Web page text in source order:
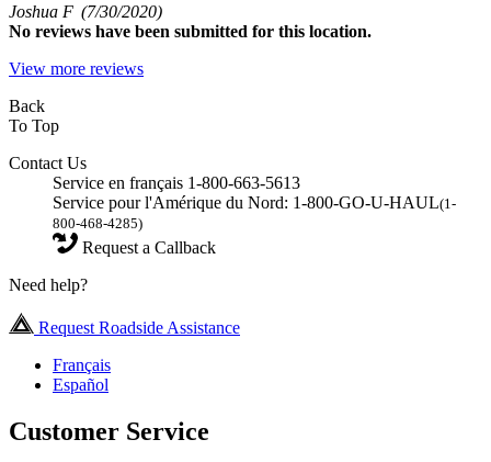
Joshua F (7/30/2020)
No reviews have been submitted for this location.
View more reviews
Back
To Top
Contact Us
Service en français 1-800-663-5613
Service pour l'Amérique du Nord: 1-800-GO-U-HAUL(1-
800-468-4285)
Request a Callback
Need help?
Request Roadside Assistance
Français
Español
Customer Service